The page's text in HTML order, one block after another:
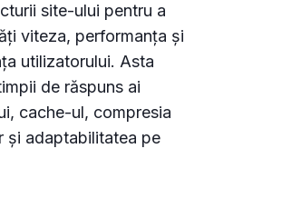
site-ului pentru a
viteza, performanța și
utilizatorului. Asta
de răspuns ai
cache-ul, compresia
și adaptabilitatea pe